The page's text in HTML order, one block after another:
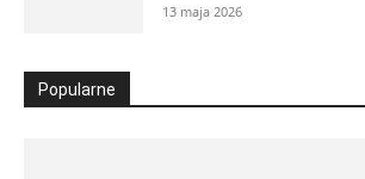
13 maja 2026
Popularne